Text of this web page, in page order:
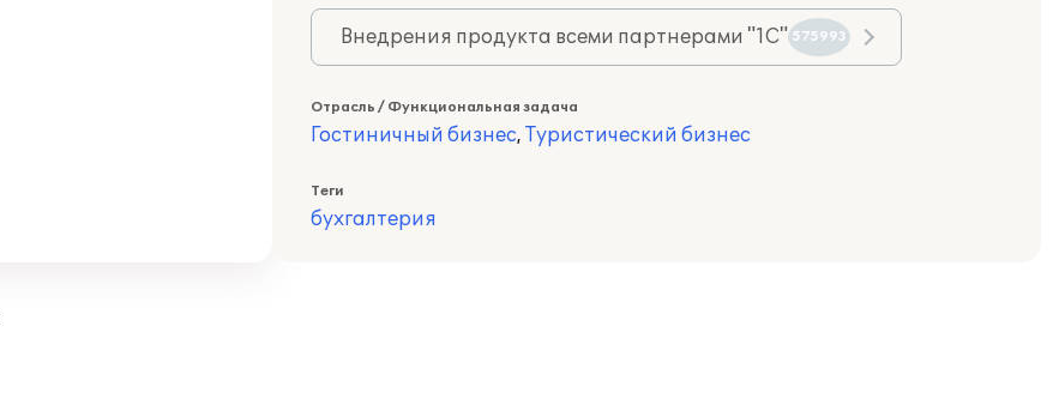
Внедрения продукта всеми партнерами "1С" 575993
Отрасль / Функциональная задача
Гостиничный бизнес, Туристический бизнес
Теги
бухгалтерия